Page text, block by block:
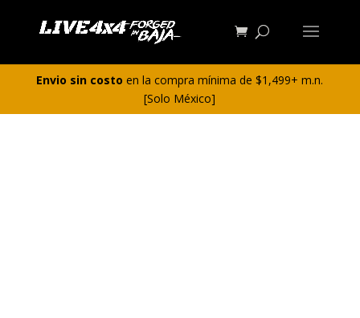
Envio sin costo en la compra mínima de $1,499+ m.n.
[Solo México]